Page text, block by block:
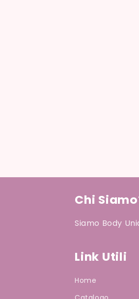
Chi
Siamo Body
Link Utili
Home